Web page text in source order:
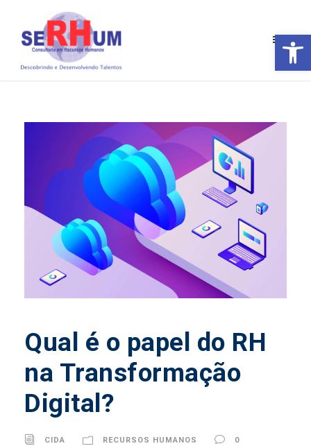
Barra de Ferramentas Aberta
Qual é o papel do RH
na Transformação
Digital?
CIDA RECURSOS HUMANOS 0